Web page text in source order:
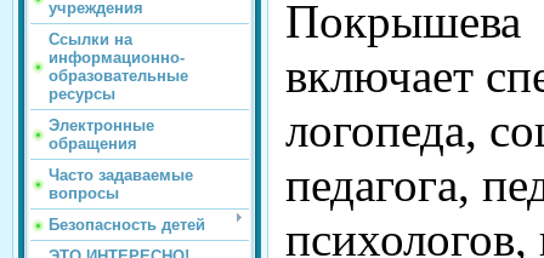
учреждения
Ссылки на
информационно-
образовательные
ресурсы
Электронные
обращения
Часто задаваемые
вопросы
Безопасность детей
Покрышева
включает
логопеда,
педагога,